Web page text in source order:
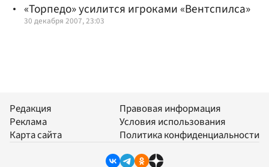
«Торпедо» усилится игроками «Вентспилса»
30 декабря 2007, 23:03
Редакция
Реклама
Карта сайта
Правовая информация
Условия использования
Политика конфиденциальности